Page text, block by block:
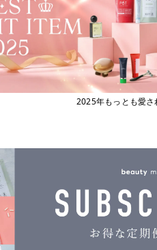
2025年もっとも愛さ